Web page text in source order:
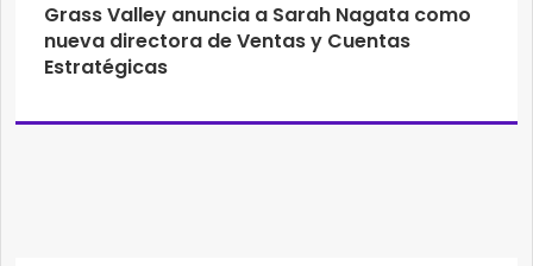
Grass Valley anuncia a Sarah Nagata como
nueva directora de Ventas y Cuentas
Estratégicas